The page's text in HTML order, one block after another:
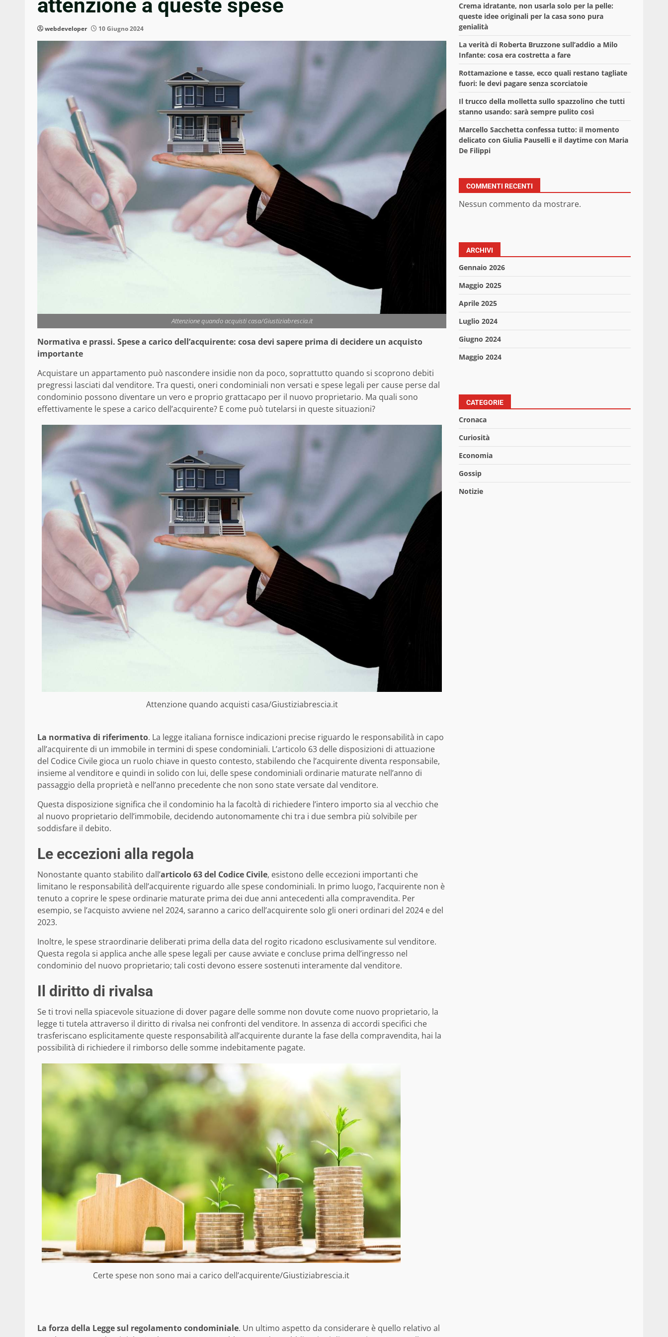
attenzione a queste spese
webdeveloper 10 Giugno 2024
Attenzione quando acquisti casa/Giustiziabrescia.it
Normativa e prassi. Spese a carico dell’acquirente: cosa devi sapere prima di decidere un acquisto
importante
Acquistare un appartamento può nascondere insidie non da poco, soprattutto quando si scoprono debiti
pregressi lasciati dal venditore. Tra questi, oneri condominiali non versati e spese legali per cause perse dal
condominio possono diventare un vero e proprio grattacapo per il nuovo proprietario. Ma quali sono
effettivamente le spese a carico dell’acquirente? E come può tutelarsi in queste situazioni?
Attenzione quando acquisti casa/Giustiziabrescia.it
La normativa di riferimento. La legge italiana fornisce indicazioni precise riguardo le responsabilità in capo
all’acquirente di un immobile in termini di spese condominiali. L’articolo 63 delle disposizioni di attuazione
del Codice Civile gioca un ruolo chiave in questo contesto, stabilendo che l’acquirente diventa responsabile,
insieme al venditore e quindi in solido con lui, delle spese condominiali ordinarie maturate nell’anno di
passaggio della proprietà e nell’anno precedente che non sono state versate dal venditore.
Questa disposizione significa che il condominio ha la facoltà di richiedere l’intero importo sia al vecchio che
al nuovo proprietario dell’immobile, decidendo autonomamente chi tra i due sembra più solvibile per
soddisfare il debito.
Le eccezioni alla regola
Nonostante quanto stabilito dall’articolo 63 del Codice Civile, esistono delle eccezioni importanti che
limitano le responsabilità dell’acquirente riguardo alle spese condominiali. In primo luogo, l’acquirente non è
tenuto a coprire le spese ordinarie maturate prima dei due anni antecedenti alla compravendita. Per
esempio, se l’acquisto avviene nel 2024, saranno a carico dell’acquirente solo gli oneri ordinari del 2024 e del
2023.
Inoltre, le spese straordinarie deliberati prima della data del rogito ricadono esclusivamente sul venditore.
Questa regola si applica anche alle spese legali per cause avviate e concluse prima dell’ingresso nel
condominio del nuovo proprietario; tali costi devono essere sostenuti interamente dal venditore.
Il diritto di rivalsa
Se ti trovi nella spiacevole situazione di dover pagare delle somme non dovute come nuovo proprietario, la
legge ti tutela attraverso il diritto di rivalsa nei confronti del venditore. In assenza di accordi specifici che
trasferiscano esplicitamente queste responsabilità all’acquirente durante la fase della compravendita, hai la
possibilità di richiedere il rimborso delle somme indebitamente pagate.
Certe spese non sono mai a carico dell’acquirente/Giustiziabrescia.it
La forza della Legge sul regolamento condominiale. Un ultimo aspetto da considerare è quello relativo al
Crema idratante, non usarla solo per la pelle:
queste idee originali per la casa sono pura
genialità
La verità di Roberta Bruzzone sull’addio a Milo
Infante: cosa era costretta a fare
Rottamazione e tasse, ecco quali restano tagliate
fuori: le devi pagare senza scorciatoie
Il trucco della molletta sullo spazzolino che tutti
stanno usando: sarà sempre pulito così
Marcello Sacchetta confessa tutto: il momento
delicato con Giulia Pauselli e il daytime con Maria
De Filippi
COMMENTI RECENTI
Nessun commento da mostrare.
ARCHIVI
Gennaio 2026
Maggio 2025
Aprile 2025
Luglio 2024
Giugno 2024
Maggio 2024
CATEGORIE
Cronaca
Curiosità
Economia
Gossip
Notizie